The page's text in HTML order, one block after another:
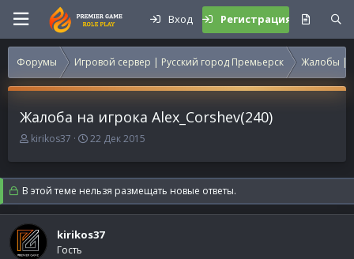
Вход Регистрация
Форумы Игровой сервер | Русский город Премьерск Жалобы |
Жалоба на игрока Alex_Corshev(240)
А
т
о
р
т
е
м
ы
kirikos37
Д
т
а
н
а
а
22 Дек 2015
В этой теме нельзя размещать новые ответы.
kirikos37
Гость